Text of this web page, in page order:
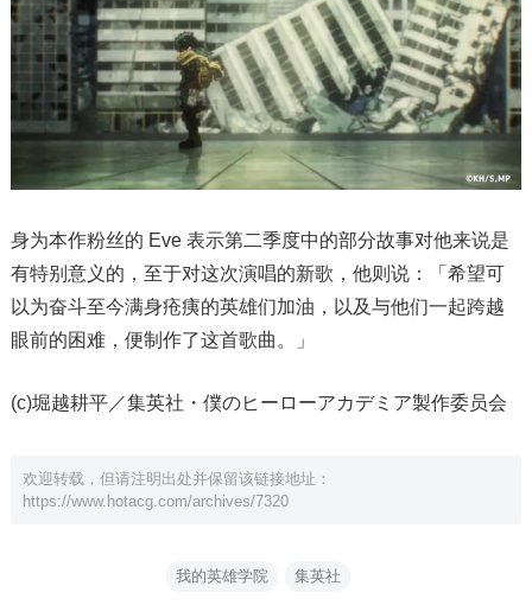
身为本作粉丝的 Eve 表示第二季度中的部分故事对他来说是
有特别意义的，至于对这次演唱的新歌，他则说：「希望可
以为奋斗至今满身疮痍的英雄们加油，以及与他们一起跨越
眼前的困难，便制作了这首歌曲。」
(c)堀越耕平／集英社・僕のヒーローアカデミア製作委员会
欢迎转载，但请注明出处并保留该链接地址：
https://www.hotacg.com/archives/7320
我的英雄学院 集英社